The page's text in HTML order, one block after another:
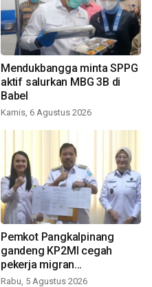
Mendukbangga minta SPPG
aktif salurkan MBG 3B di
Babel
Kamis, 6 Agustus 2026
Pemkot Pangkalpinang
gandeng KP2MI cegah
pekerja migran
nonprosedural
Rabu, 5 Agustus 2026